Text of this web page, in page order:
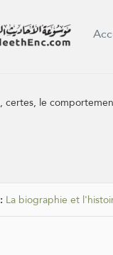
certes, le
La biographie et